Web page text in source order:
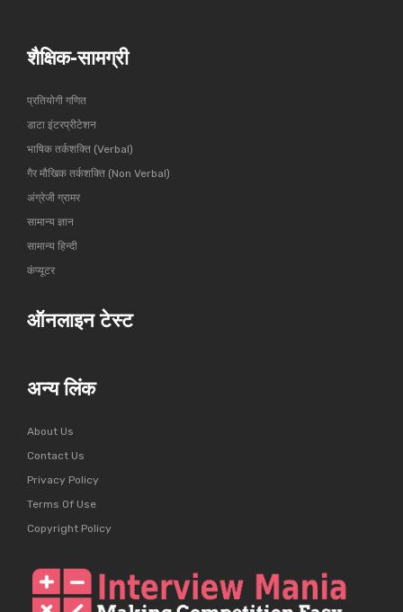
शैक्षिक-सामग्री
प्रतियोगी गणित
डाटा इंटरप्रीटेशन
भाषिक तर्कशक्ति (Verbal)
गैर मौखिक तर्कशक्ति (Non Verbal)
अंग्रेजी ग्रामर
सामान्य ज्ञान
सामान्य हिन्दी
कंप्यूटर
ऑनलाइन टेस्ट
अन्य लिंक
About Us
Contact Us
Privacy Policy
Terms Of Use
Copyright Policy